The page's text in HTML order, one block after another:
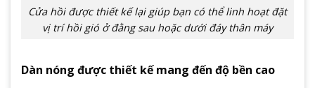
Cửa hồi được thiết kế lại giúp bạn có thể linh hoạt đặt
vị trí hồi gió ở đằng sau hoặc dưới đáy thân máy
Dàn nóng được thiết kế mang đến độ bền cao